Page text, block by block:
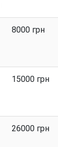
8000 грн
15000 грн
26000 грн